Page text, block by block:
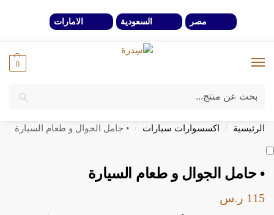
مصر السعودية الامارات
0
خصومات 40% لفترة محدوة وحتي نفاذ الكمية
الرئيسية / اكسسوارات سيارات / • حامل الجوال و طعام السيارة
• حامل الجوال و طعام السيارة
115 ر.س